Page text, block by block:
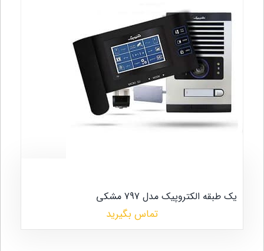
یک طبقه الکتروپیک مدل 797 مشکی
تماس بگیرید